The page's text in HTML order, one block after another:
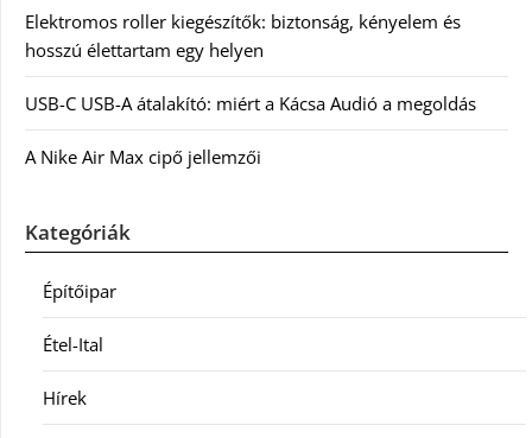
Elektromos roller kiegészítők: biztonság, kényelem és
hosszú élettartam egy helyen
USB-C USB-A átalakító: miért a Kácsa Audió a megoldás
A Nike Air Max cipő jellemzői
Kategóriák
Építőipar
Étel-Ital
Hírek